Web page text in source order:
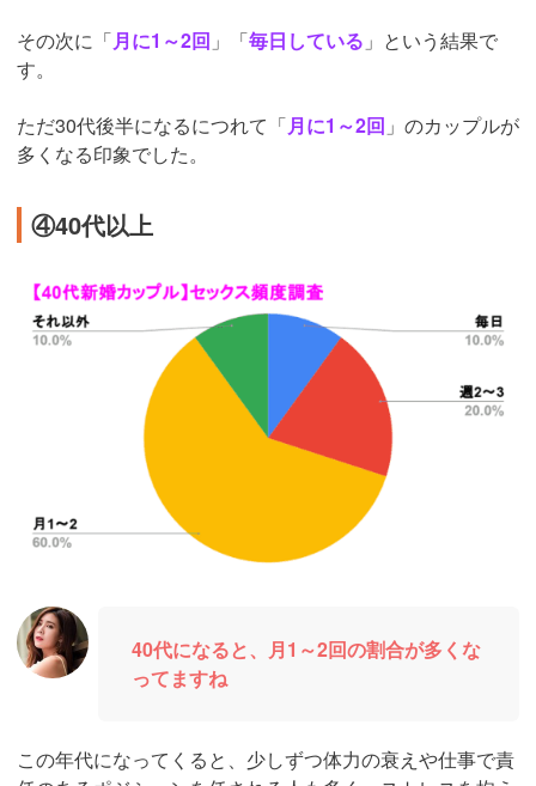
その次に「月に1～2回 」「毎日している 」という結果で
す。
ただ30代後半になるにつれて「月に1～2回 」のカップルが
多くなる印象でした。
④40代以上
40代になると、月1～2回の割合が多くな
ってますね
この年代になってくると、少しずつ体力の衰えや仕事で責